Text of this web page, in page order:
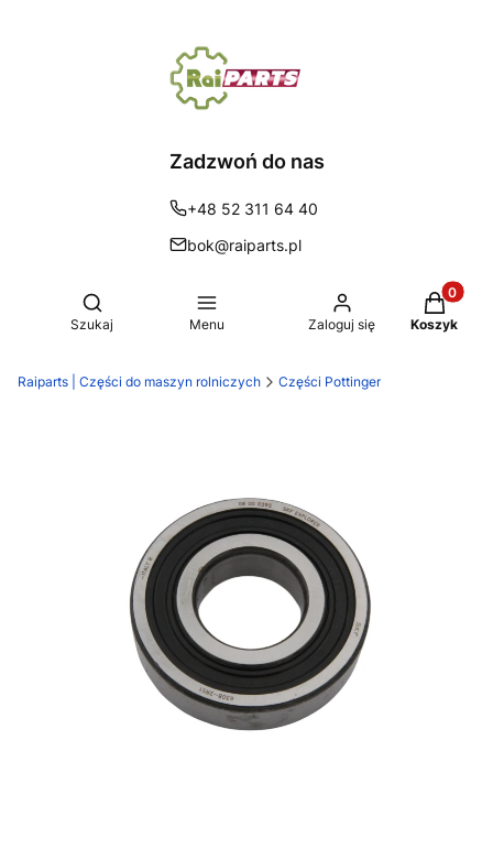
Zadzwoń do nas
+48 52 311 64 40
bok@raiparts.pl
Otwórz wyszukiwarkę
Szukaj Menu Zaloguj się Koszyk
Raiparts | Części do maszyn rolniczych Części Pottinger